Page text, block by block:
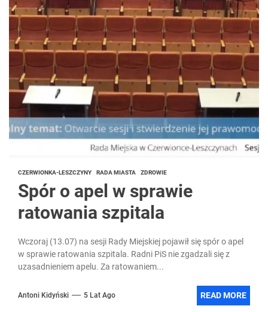
CZERWIONKA-LESZCZYNY RADA MIASTA ZDROWIE
Spór o apel w sprawie
ratowania szpitala
Wczoraj (13.07) na sesji Rady Miejskiej pojawił się spór o apel
w sprawie ratowania szpitala. Radni PiS nie zgadzali się z
uzasadnieniem apelu. Za ratowaniem...
Antoni Kidyński 5 Lat Ago READ MORE